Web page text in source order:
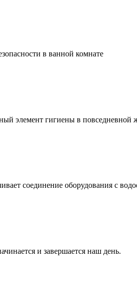
в ванной комнате
элемент гигиены в повседневной
соединение оборудования с
и завершается наш день.